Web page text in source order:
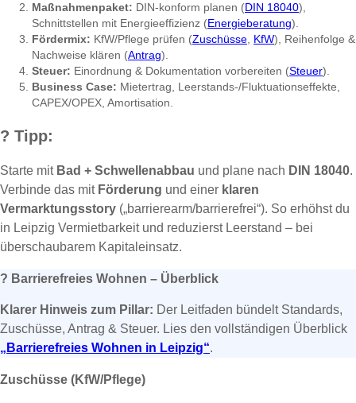
Maßnahmenpaket: DIN-konform planen (DIN 18040),
Schnittstellen mit Energieeffizienz (Energieberatung).
Fördermix: KfW/Pflege prüfen (Zuschüsse KfW), Reihenfolge &
Nachweise klären (Antrag).
Steuer: Einordnung & Dokumentation vorbereiten (Steuer).
Business Case: Mietertrag, Leerstands-/Fluktuationseffekte,
CAPEX/OPEX, Amortisation.
? Tipp:
Starte mit Bad + Schwellenabbau und plane nach DIN 18040.
Verbinde das mit Förderung und einer klaren
Vermarktungsstory („barrierearm/barrierefrei“). So erhöhst du
in Leipzig Vermietbarkeit und reduzierst Leerstand – bei
überschaubarem Kapitaleinsatz.
? Barrierefreies Wohnen – Überblick
Klarer Hinweis zum Pillar: Der Leitfaden bündelt Standards,
Zuschüsse, Antrag & Steuer. Lies den vollständigen Überblick
„Barrierefreies Wohnen in Leipzig“.
Zuschüsse (KfW/Pflege)